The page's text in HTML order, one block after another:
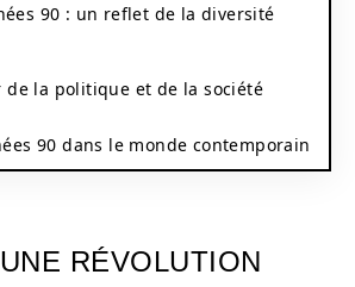
90 : un reflet de la diversité
la politique et de la société
90 dans le monde contemporain
RÉVOLUTION